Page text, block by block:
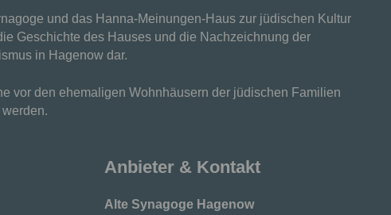
und das Hanna-Meinungen-Haus zur jüdischen Kultur
Geschichte des Hauses und die Nachzeichnung der
in Hagenow dar.
vor den ehemaligen Wohnhäusern der jüdischen Familien
Anbieter & Kontakt
Alte Synagoge Hagenow